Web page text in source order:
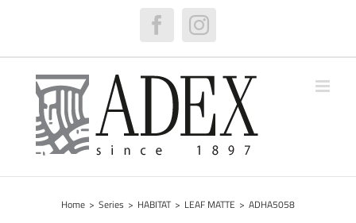
FacebookInstagram
Home > Series > HABITAT > LEAF MATTE > ADHA5058